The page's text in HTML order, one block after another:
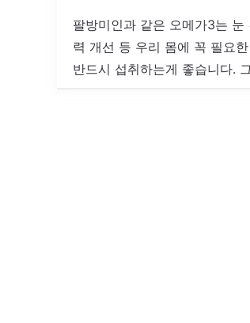
팔방미인과 같은 오메가3는 눈
력 개선 등 우리 몸에 꼭 필요
반드시 섭취하는게 좋습니다.